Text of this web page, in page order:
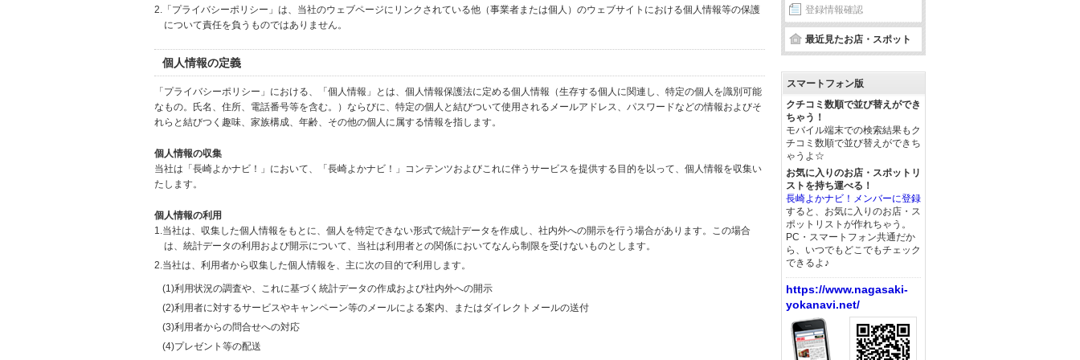
2.「プライバシーポリシー」は、当社のウェブページにリンクされている他（事業者または個人）のウェブサイトにおける個人情報等の保護
について責任を負うものではありません。
個人情報の定義
「プライバシーポリシー」における、「個人情報」とは、個人情報保護法に定める個人情報（生存する個人に関連し、特定の個人を識別可能
なもの。氏名、住所、電話番号等を含む。）ならびに、特定の個人と結びついて使用されるメールアドレス、パスワードなどの情報およびそ
れらと結びつく趣味、家族構成、年齢、その他の個人に属する情報を指します。
個人情報の収集
当社は「長崎よかナビ！」において、「長崎よかナビ！」コンテンツおよびこれに伴うサービスを提供する目的を以って、個人情報を収集い
たします。
個人情報の利用
1.当社は、収集した個人情報をもとに、個人を特定できない形式で統計データを作成し、社内外への開示を行う場合があります。この場合
は、統計データの利用および開示について、当社は利用者との関係においてなんら制限を受けないものとします。
2.当社は、利用者から収集した個人情報を、主に次の目的で利用します。
(1)利用状況の調査や、これに基づく統計データの作成および社内外への開示
(2)利用者に対するサービスやキャンペーン等のメールによる案内、またはダイレクトメールの送付
(3)利用者からの問合せへの対応
(4)プレゼント等の配送
登録情報確認
最近見たお店・スポット
スマートフォン版
クチコミ数順で並び替えができ
ちゃう！
モバイル端末での検索結果もク
チコミ数順で並び替えができち
ゃうよ☆
お気に入りのお店・スポットリ
ストを持ち運べる！
長崎よかナビ！メンバーに登録
すると、お気に入りのお店・ス
ポットリストが作れちゃう。
PC・スマートフォン共通だか
ら、いつでもどこでもチェック
できるよ♪
https://www.nagasaki-
yokanavi.net/